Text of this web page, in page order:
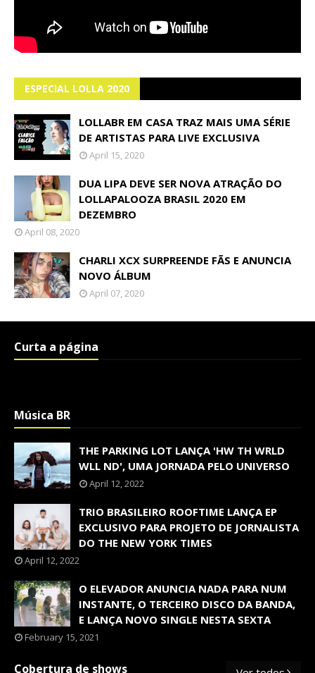
ESPECIAL LOLLA 2020
LOLLABR EM CASA TRAZ MAIS UMA SÉRIE
DE ARTISTAS PARA LIVE EXCLUSIVA
April 15, 2020
DUA LIPA DEVE SER NOVA ATRAÇÃO DO
LOLLAPALOOZA BRASIL 2020 EM
DEZEMBRO
April 08, 2020
CHARLI XCX SURPREENDE FÃS E ANUNCIA
NOVO ÁLBUM
April 07, 2020
Curta a página
Música BR
THE PARKING LOT LANÇA 'HW TH WRLD
WLL ND', UMA JORNADA PELO UNIVERSO
April 12, 2022
TRIO BRASILEIRO ROOFTIME LANÇA EP
EXCLUSIVO PARA PROJETO DE JORNALISTA
DO THE NEW YORK TIMES
April 12, 2022
O ELEVADOR ANUNCIA NADA PARA NUM
INSTANTE, O TERCEIRO DISCO DA BANDA,
E LANÇA NOVO SINGLE NESTA SEXTA
February 15, 2021
Cobertura de shows